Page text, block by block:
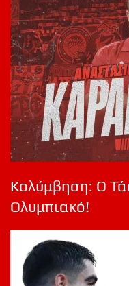
Κολύμβηση: Ο
Ολυμπιακό!